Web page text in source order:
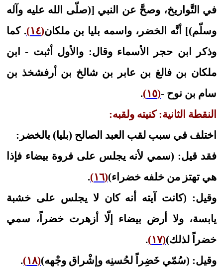
في التَّواريخ، وصحَّ عن النبي [(صلّى الله عليه وآله
وسلّم)] أنَّه الخضر، واسمه بليا بن ملكان(١٤)
. كما
وذكر ابن حجر الأسماء وقال: والأول أثبت - ابن
ملكان بن فالغ بن عابر بن شالخ بن أرفشخذ بن
سام بن نوح -(١٥)
.
النقطة الثانية: كنيته ولقبه:
اختلف في سبب لقب العبد الصالح (بليا) بالخضر:
فقد قيل: (سمي لأنه يجلس على فروة بيضاء فإذا
هي تهتز من خلفه خضراء)(١٦)
.
وقيل: (كانت آيته أنه كان لا يجلس على خشبة
يابسة، ولا أرض بيضاء إلّا أزهرت خضراً، سمي
خضراً لذلك)(١٧)
.
وقيل: (سُمّي خَضِراً لحُسنِه وإشْراق وجْهه)(١٨)
.